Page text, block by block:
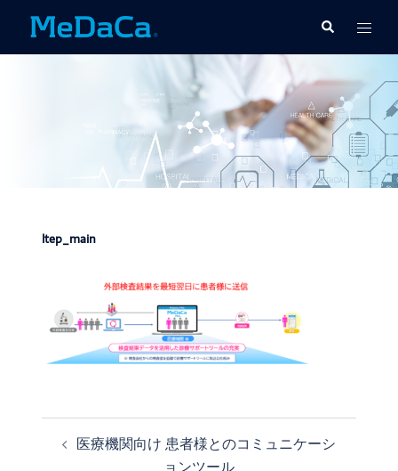
テ
検
索
ト
グ
メ
ニ
ュ
ー
ltep_main
医療機関向け 患者様とのコミュニケーシ